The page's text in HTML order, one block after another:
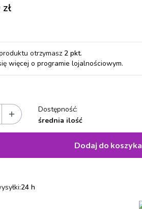
otrzymasz 2 pkt.
więcej o programie lojalnościowym.
Dostępność:
średnia ilość
Dodaj do koszyka
24 h